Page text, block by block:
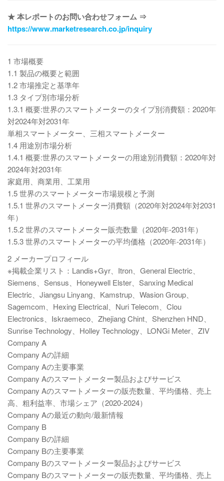
★ 本レポートのお問い合わせフォーム ⇒
https://www.marketresearch.co.jp/inquiry
1 市場概要
1.1 製品の概要と範囲
1.2 市場推定と基準年
1.3 タイプ別市場分析
1.3.1 概要:世界のスマートメーターのタイプ別消費額：2020年
対2024年対2031年
単相スマートメーター、三相スマートメーター
1.4 用途別市場分析
1.4.1 概要:世界のスマートメーターの用途別消費額：2020年対
2024年対2031年
家庭用、商業用、工業用
1.5 世界のスマートメーター市場規模と予測
1.5.1 世界のスマートメーター消費額（2020年対2024年対2031
年）
1.5.2 世界のスマートメーター販売数量（2020年-2031年）
1.5.3 世界のスマートメーターの平均価格（2020年-2031年）
2 メーカープロフィール
※掲載企業リスト：Landis+Gyr、Itron、General Electric、
Siemens、Sensus、Honeywell Elster、Sanxing Medical
Electric、Jiangsu Linyang、Kamstrup、Wasion Group、
Sagemcom、Hexing Electrical、Nuri Telecom、Clou
Electronics、Iskraemeco、Zhejiang Chint、Shenzhen HND、
Sunrise Technology、Holley Technology、LONGi Meter、ZIV
Company A
Company Aの詳細
Company Aの主要事業
Company Aのスマートメーター製品およびサービス
Company Aのスマートメーターの販売数量、平均価格、売上
高、粗利益率、市場シェア（2020-2024）
Company Aの最近の動向/最新情報
Company B
Company Bの詳細
Company Bの主要事業
Company Bのスマートメーター製品およびサービス
Company Bのスマートメーターの販売数量、平均価格、売上